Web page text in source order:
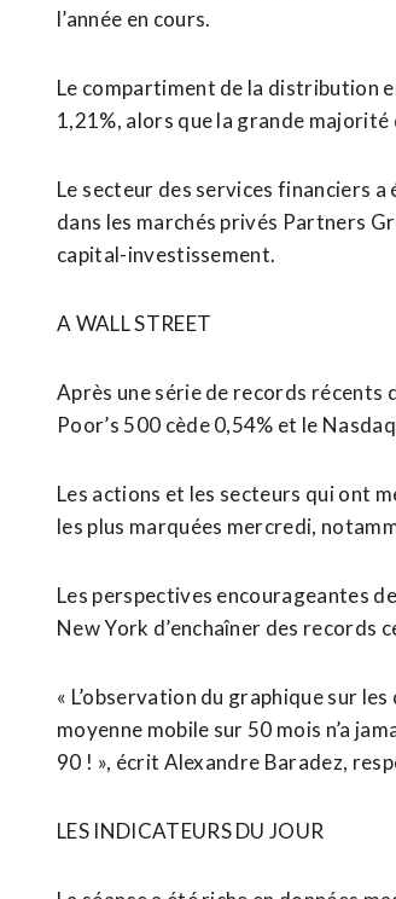
l’année en cours.
Le compartiment de la distribution
1,21%, alors que la grande
Le ⁠secteur des services financiers ‌a
dans les marchés privés Partners
capital-investissement.
A WALL STREET
Après une série de records ⁠récents
Poor’s 500 cède 0,54% et le
Les actions et les secteurs qui ont
les plus marquées mercredi,
Les perspectives encourageantes
New York d’enchaîner des
« L’observation du graphique sur
moyenne mobile sur 50 mois n’a
90 ! », écrit Alexandre Baradez,
LES INDICATEURS DU JOUR